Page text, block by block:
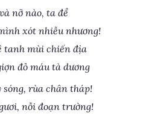
nỡ nào, ta để
xót nhiễu nhương!
tanh mùi chiến địa
đỏ máu tà dương
sóng, rùa chân tháp!
nỗi đoạn trường!